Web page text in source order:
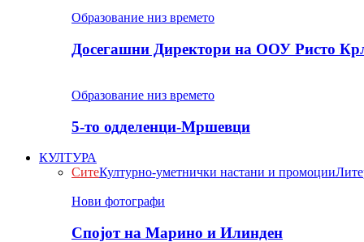
Образование низ времето
Досегашни Директори на ООУ Ристо
Образование низ времето
5-то одделенци-Мршевци
КУЛТУРА
СитеКултурно-уметнички настани и промоции
Нови фотографи
Спојот на Марино и Илинден